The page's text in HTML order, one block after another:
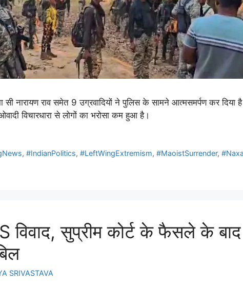
नारायण राव समेत 9 उग्रवादियों ने पुलिस के सामने आत्मसमर्पण कर दिया
विचारधारा से लोगों का भरोसा कम हुआ है।
,#IndianPolitics,#LeftWingExtremism,#MaoistSurrender,
विवाद, सुप्रीम कोर्ट के फैसले के बाद
SRIVASTAVA